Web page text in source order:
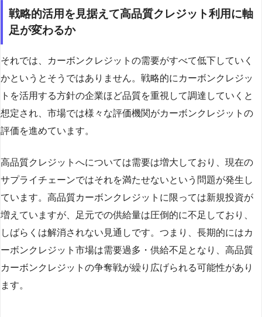
戦略的活用を見据えて高品質クレジット利用に軸
足が変わるか
それでは、カーボンクレジットの需要がすべて低下していく
かというとそうではありません。戦略的にカーボンクレジッ
トを活用する方針の企業ほど品質を重視して調達していくと
想定され、市場では様々な評価機関がカーボンクレジットの
評価を進めています。
高品質クレジットへについては需要は増大しており、現在の
サプライチェーンではそれを満たせないという問題が発生し
ています。高品質カーボンクレジットに限っては新規投資が
増えていますが、足元での供給量は圧倒的に不足しており、
しばらくは解消されない見通しです。つまり、長期的にはカ
ーボンクレジット市場は需要過多・供給不足となり、高品質
カーボンクレジットの争奪戦が繰り広げられる可能性があり
ます。